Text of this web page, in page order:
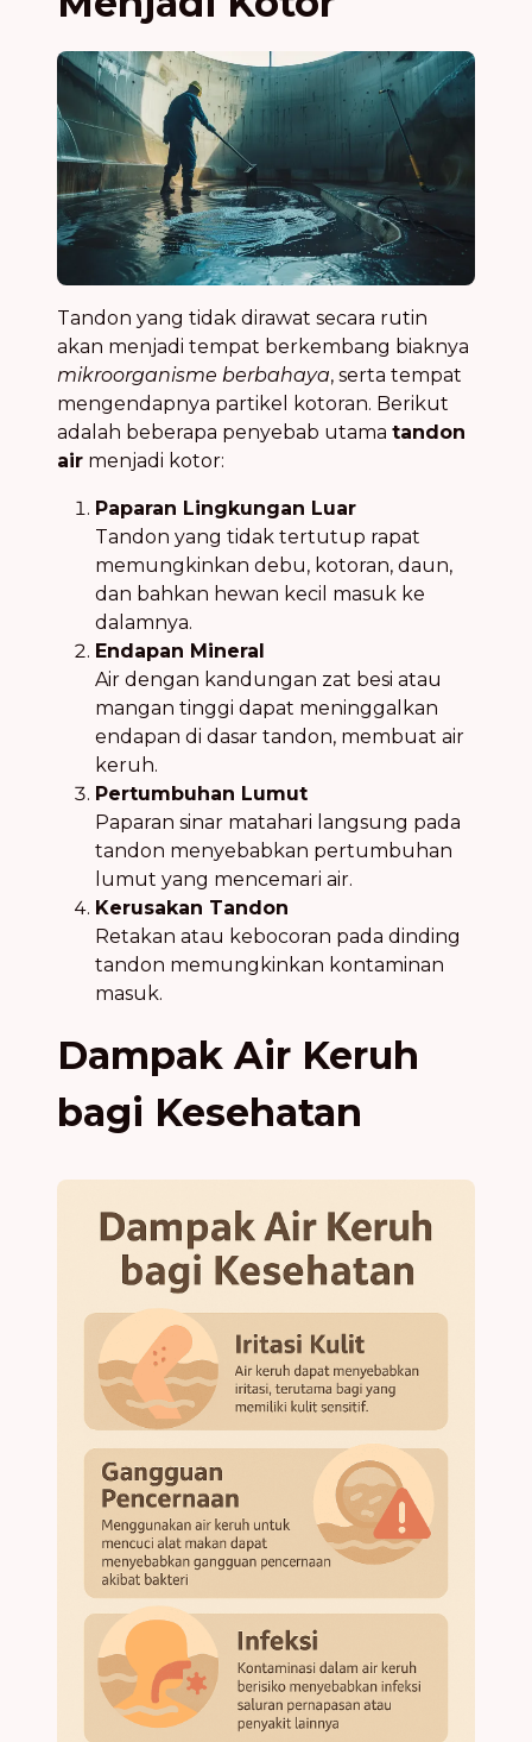
Tandon yang tidak dirawat secara rutin
akan menjadi tempat berkembang biaknya
mikroorganisme berbahaya, serta tempat
mengendapnya partikel kotoran. Berikut
adalah beberapa penyebab utama tandon
air menjadi kotor:
Paparan Lingkungan Luar
Tandon yang tidak tertutup rapat
memungkinkan debu, kotoran, daun,
dan bahkan hewan kecil masuk ke
dalamnya.
Endapan Mineral
Air dengan kandungan zat besi atau
mangan tinggi dapat meninggalkan
endapan di dasar tandon, membuat air
keruh.
Pertumbuhan Lumut
Paparan sinar matahari langsung pada
tandon menyebabkan pertumbuhan
lumut yang mencemari air.
Kerusakan Tandon
Retakan atau kebocoran pada dinding
tandon memungkinkan kontaminan
masuk.
Dampak Air Keruh
bagi Kesehatan